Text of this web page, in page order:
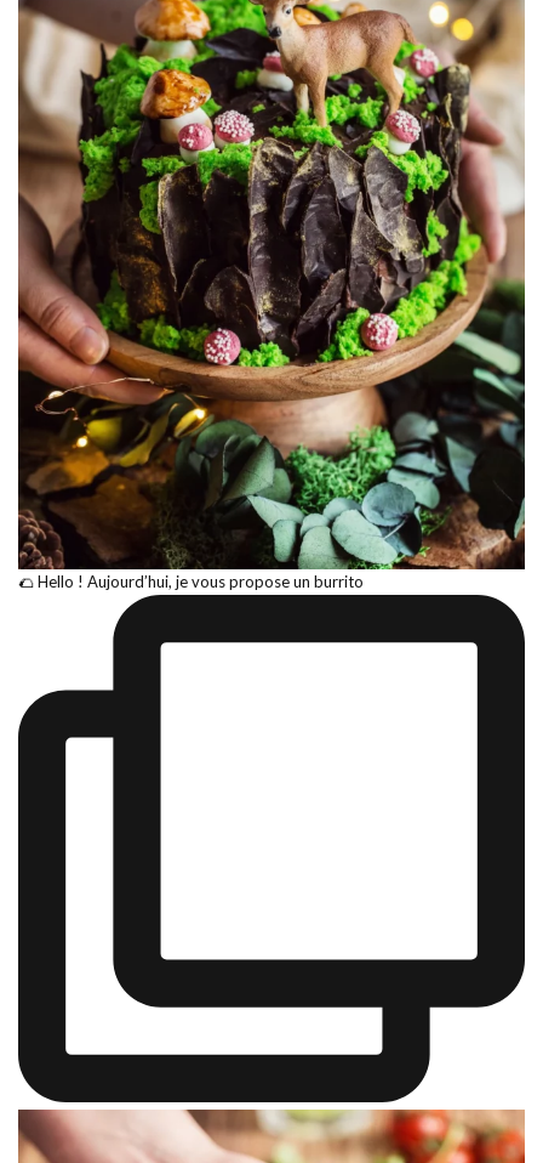
🌮 Hello ! Aujourd’hui, je vous propose un burrito